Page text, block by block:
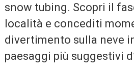
snow tubing. Scopri il
località e concediti
divertimento sulla neve
paesaggi più suggestivi